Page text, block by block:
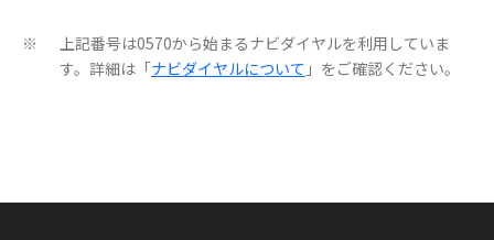
※
上記番号は0570から始まるナビダイヤルを利用していま
す。詳細は「ナビダイヤルについて 」をご確認ください。